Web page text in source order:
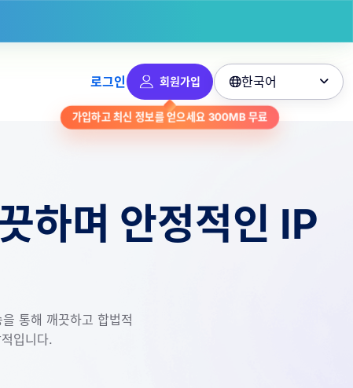
로그인 회원가입
가입하고 최신 정보를 얻으세요 300MB무료
한국어 
하며 안정적인 IP
통해 깨끗하고 합법적
입니다.